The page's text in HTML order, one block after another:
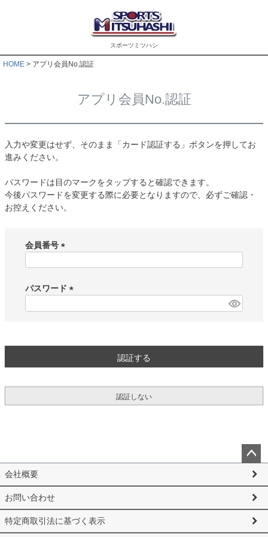
スポーツミツハシ
HOME アプリ会員No.認証
アプリ会員No.認証
入力や変更はせず、そのまま「カード認証する」ボタンを押してお
進みください。
パスワードは目のマークをタップすると確認できます。
今後パスワードを変更する際に必要となりますので、必ずご確認・
お控えください。
会員番号
須
)
パスワード
認証する
認証しない
ペー
ップ
へ
会社概要
お問い合わせ
特定商取引法に基づく表示